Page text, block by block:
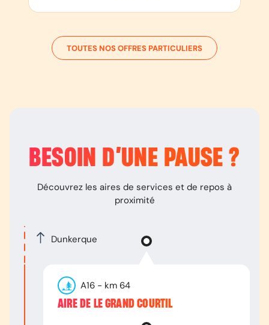
TOUTES NOS OFFRES PARTICULIERS
BESOIN D’UNE PAUSE ?
Découvrez les aires de services et de repos à
proximité
Dunkerque
A16 - km 64
AIRE DE LE GRAND COURTIL